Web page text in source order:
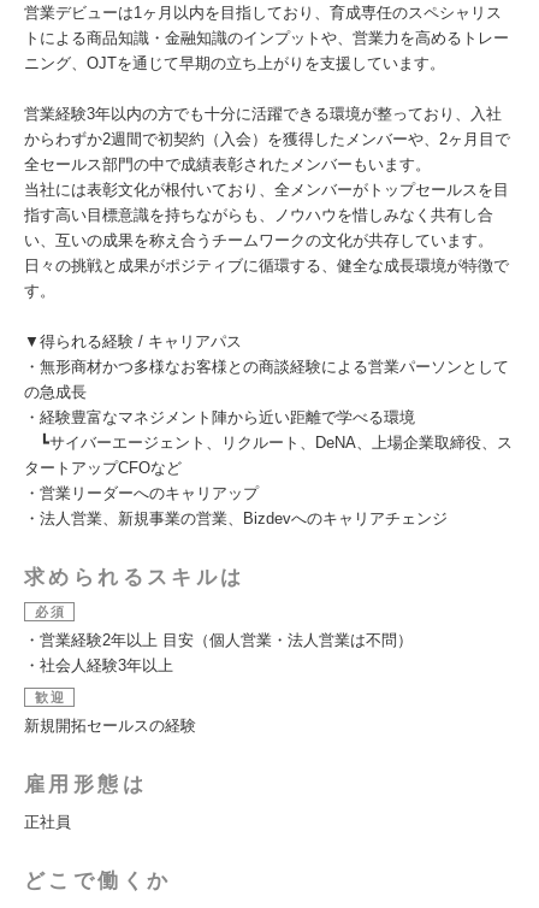
営業デビューは1ヶ月以内を目指しており、育成専任のスペシャリス
トによる商品知識・金融知識のインプットや、営業力を高めるトレー
ニング、OJTを通じて早期の立ち上がりを支援しています。
営業経験3年以内の方でも十分に活躍できる環境が整っており、入社
からわずか2週間で初契約（入会）を獲得したメンバーや、2ヶ月目で
全セールス部門の中で成績表彰されたメンバーもいます。
当社には表彰文化が根付いており、全メンバーがトップセールスを目
指す高い目標意識を持ちながらも、ノウハウを惜しみなく共有し合
い、互いの成果を称え合うチームワークの文化が共存しています。
日々の挑戦と成果がポジティブに循環する、健全な成長環境が特徴で
す。
▼得られる経験 / キャリアパス
・無形商材かつ多様なお客様との商談経験による営業パーソンとして
の急成長
・経験豊富なマネジメント陣から近い距離で学べる環境
┗サイバーエージェント、リクルート、DeNA、上場企業取締役、ス
タートアップCFOなど
・営業リーダーへのキャリアップ
・法人営業、新規事業の営業、Bizdevへのキャリアチェンジ
求められるスキルは
必須
・営業経験2年以上 目安（個人営業・法人営業は不問）
・社会人経験3年以上
歓迎
新規開拓セールスの経験
雇用形態は
正社員
どこで働くか